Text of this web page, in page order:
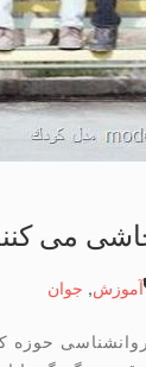
می
آموزش, جوان
حوزه